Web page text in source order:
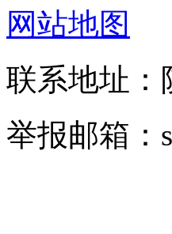
网站地图
联系地址
举报邮箱